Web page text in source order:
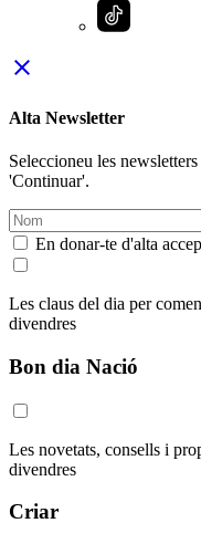
close
Alta Newsletter
Seleccioneu les
'Continuar'.
En donar-te d'alta
Les claus del dia per
divendres
Bon dia Nació
Les novetats, consells i
divendres
Criar